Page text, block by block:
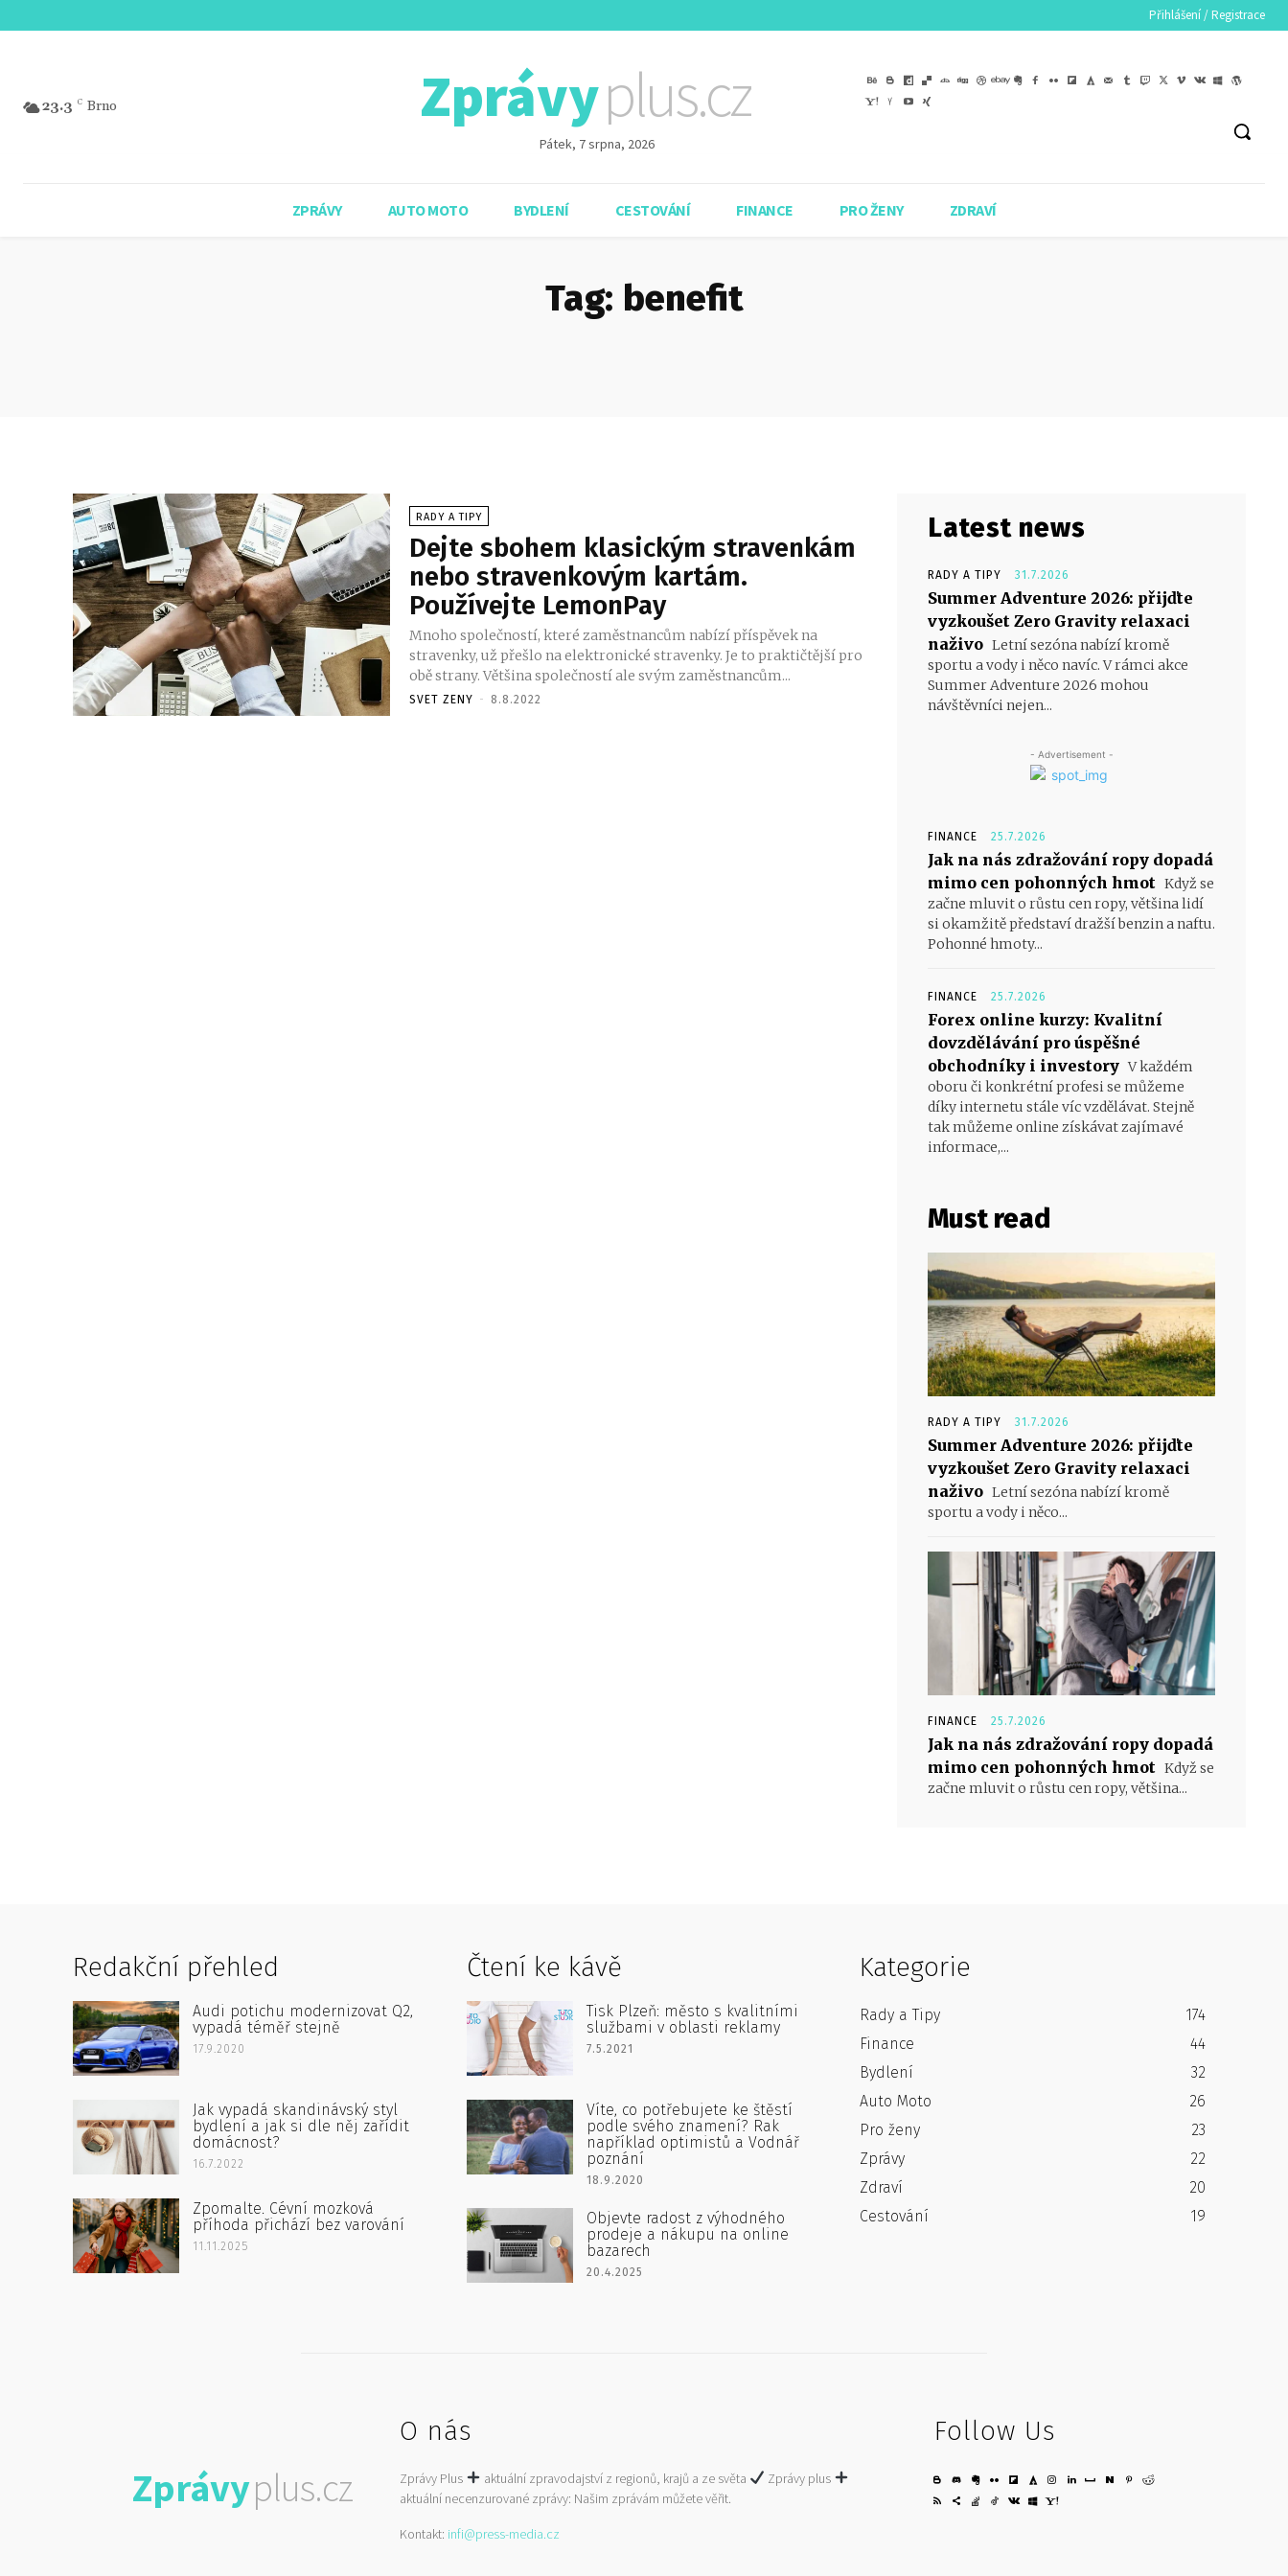
Přihlášení / Registrace
23.3 C Brno Zprávyplus.cz
Pátek, 7 srpna, 2026
ZPRÁVY AUTO MOTO BYDLENÍ CESTOVÁNÍ FINANCE PRO ŽENY ZDRAVÍ
Tag: benefit
RADY A TIPY
Dejte sbohem klasickým stravenkám
nebo stravenkovým kartám.
Používejte LemonPay
Mnoho společností, které zaměstnancům nabízí příspěvek na
stravenky, už přešlo na elektronické stravenky. Je to praktičtější pro
obě strany. Většina společností ale svým zaměstnancům...
SVET ZENY - 8.8.2022
Latest news
RADY A TIPY 31.7.2026
Summer Adventure 2026: přijďte
vyzkoušet Zero Gravity relaxaci
naživo Letní sezóna nabízí kromě
sportu a vody i něco navíc. V rámci akce
Summer Adventure 2026 mohou
návštěvníci nejen...
- Advertisement -
FINANCE 25.7.2026
Jak na nás zdražování ropy dopadá
mimo cen pohonných hmot Když se
začne mluvit o růstu cen ropy, většina lidí
si okamžitě představí dražší benzin a naftu.
Pohonné hmoty...
FINANCE 25.7.2026
Forex online kurzy: Kvalitní
dovzdělávání pro úspěšné
obchodníky i investory V každém
oboru či konkrétní profesi se můžeme
díky internetu stále víc vzdělávat. Stejně
tak můžeme online získávat zajímavé
informace,...
Must read
RADY A TIPY 31.7.2026
Summer Adventure 2026: přijďte
vyzkoušet Zero Gravity relaxaci
naživo Letní sezóna nabízí kromě
sportu a vody i něco...
FINANCE 25.7.2026
Jak na nás zdražování ropy dopadá
mimo cen pohonných hmot Když se
začne mluvit o růstu cen ropy, většina...
Redakční přehled
Audi potichu modernizovat Q2,
vypadá téměř stejně
17.9.2020
Jak vypadá skandinávský styl
bydlení a jak si dle něj zařídit
domácnost?
16.7.2022
Zpomalte. Cévní mozková
příhoda přichází bez varování
11.11.2025
Čtení ke kávě
Tisk Plzeň: město s kvalitními
službami v oblasti reklamy
7.5.2021
Víte, co potřebujete ke štěstí
podle svého znamení? Rak
například optimistů a Vodnář
poznání
18.9.2020
Objevte radost z výhodného
prodeje a nákupu na online
bazarech
20.4.2025
Kategorie
Rady a Tipy
174
Finance
44
Bydlení
32
Auto Moto
26
Pro ženy
23
Zprávy
22
Zdraví
20
Cestování
19
Zprávyplus.cz
O nás
Zprávy Plus aktuální zpravodajství z regionů, krajů a ze světa
Zprávy plus
aktuální necenzurované zprávy: Našim zprávám můžete věřit.
Kontakt: infi@press-media.cz
Follow Us